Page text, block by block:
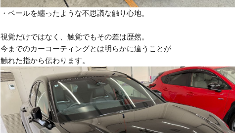
・ベールを纏ったような不思議な触り心地。
視覚だけではなく、触覚でもその差は歴然。
今までのカーコーティングとは明らかに違うことが
触れた指から伝わります。